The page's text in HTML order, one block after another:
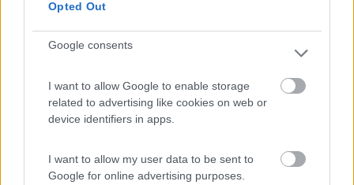
Opted Out
Google consents
I want to allow Google to enable storage
related to advertising like cookies on web or
device identifiers in apps.
I want to allow my user data to be sent to
Google for online advertising purposes.
8.6 Taormina(ME)
Area di sosta